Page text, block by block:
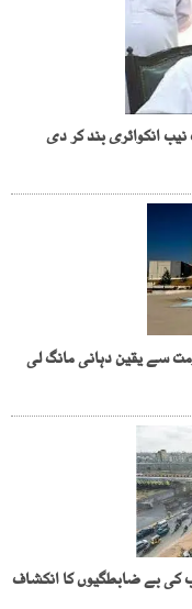
انکوائری بند کر دی
سے یقین دہانی مانگ لی